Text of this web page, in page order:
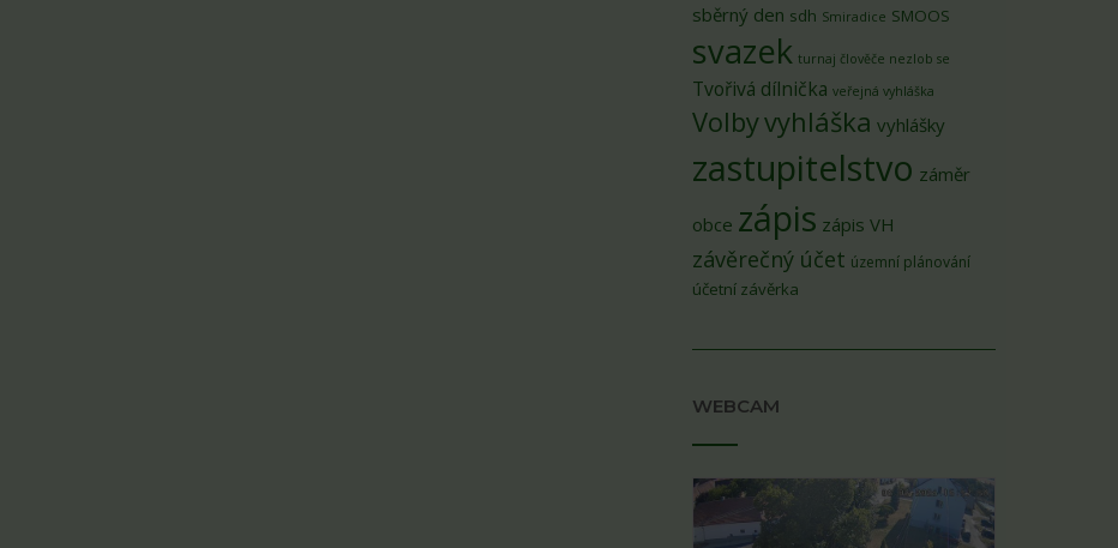
sběrný den sdh Smiradice SMOOS
svazek turnaj člověče nezlob se
Tvořivá dílnička veřejná vyhláška
Volbyvyhláška vyhlášky
zastupitelstvo záměr
obce zápis zápis VH
závěrečný účet územní plánování
účetní závěrka
WEBCAM